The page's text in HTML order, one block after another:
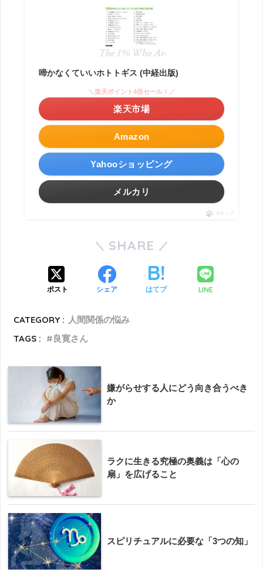
啼かなくていいホトトギス (中経出版)
Amazon
＼楽天ポイント4倍セール！／
楽天市場
Yahooショッピング
メルカリ
ポチップ
SHARE
ポスト シェア はてブ LINE
CATEGORY : 人間関係の悩み
TAGS :
良寛さん
嫌がらせする人にどう向き合うべき
か
ラクに生きる究極の奥義は「心の
扇」を広げること
スピリチュアルに必要な「3つの知」